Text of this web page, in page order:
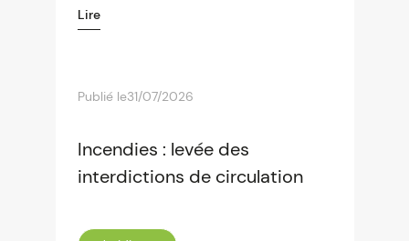
Lire
Publié le31/07/2026
Incendies : levée des
interdictions de circulation